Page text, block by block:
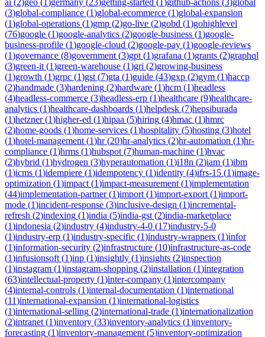
(3)global-compliance (1)global-ecommerce (1)global-expansion
(1)global-operations (1)gmp (2)go-live (2)gobd (1)gohighlevel
(76)google (1)google-analytics (2)google-business (1)google-
business-profile (1)google-cloud (2)google-pay (1)google-reviews
(1)governance (8)government (3)gpt (1)grafana (1)grants (2)graphql
(3)green-it (1)green-warehouse (1)gri (2)growing-business
(1)growth (1)grpc (1)gst (7)gta (1)guide (43)gxp (2)gym (1)haccp
(2)handmade (3)hardening (2)hardware (1)hcm (1)headless
(4)headless-commerce (3)headless-erp (1)healthcare (9)healthcare-
analytics (1)healthcare-dashboards (1)helpdesk (7)hepsiburada
(1)hetzner(1)higher-ed (1)hipaa (5)hiring (4)hmac (1)hmrc
(2)home-goods (1)home-services (1)hospitality (5)hosting (3)hotel
(1)hotel-management (1)hr(20)hr-analytics (2)hr-automation (1)hr-
compliance (1)hrms (1)hubspot (7)human-machine (1)hvac
(2)hybrid (1)hydrogen (3)hyperautomation (1)i18n (2)iam (1)ibm
(1)icms (1)idempiere (1)idempotency (1)identity (4)ifrs-15 (1)image-
optimization (1)impact (1)impact-measurement (1)implementation
(44)implementation-partner(1)import (1)import-export (1)import-
mode (1)incident-response (3)inclusive-design (1)incremental-
refresh (2)indexing (1)india (5)india-gst (2)india-marketplace
(1)indonesia (2)industry (4)industry-4-0 (17)industry-5-0
(1)industry-erp (1)industry-specific (1)industry-wrappers (1)infor
(1)information-security (2)infrastructure (10)infrastructure-as-code
(1)infusionsoft (1)inp (1)insightly (1)insights (2)inspection
(1)instagram (1)instagram-shopping (2)installation (1)integration
(63)intellectual-property (1)inter-company (1)intercompany
(4)internal-controls (1)internal-documentation (1)international
(11)international-expansion (1)international-logistics
(1)international-selling (2)international-trade (1)internationalization
(2)intranet (1)inventory (33)inventory-analytics (1)inventory-
forecasting (1)inventory-management (5)inventory-optimization